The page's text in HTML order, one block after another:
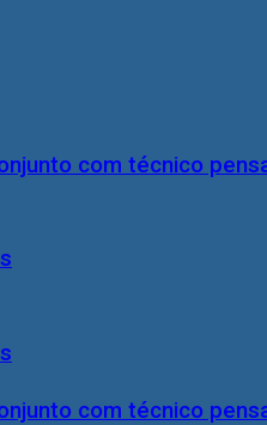
com técnico
com técnico